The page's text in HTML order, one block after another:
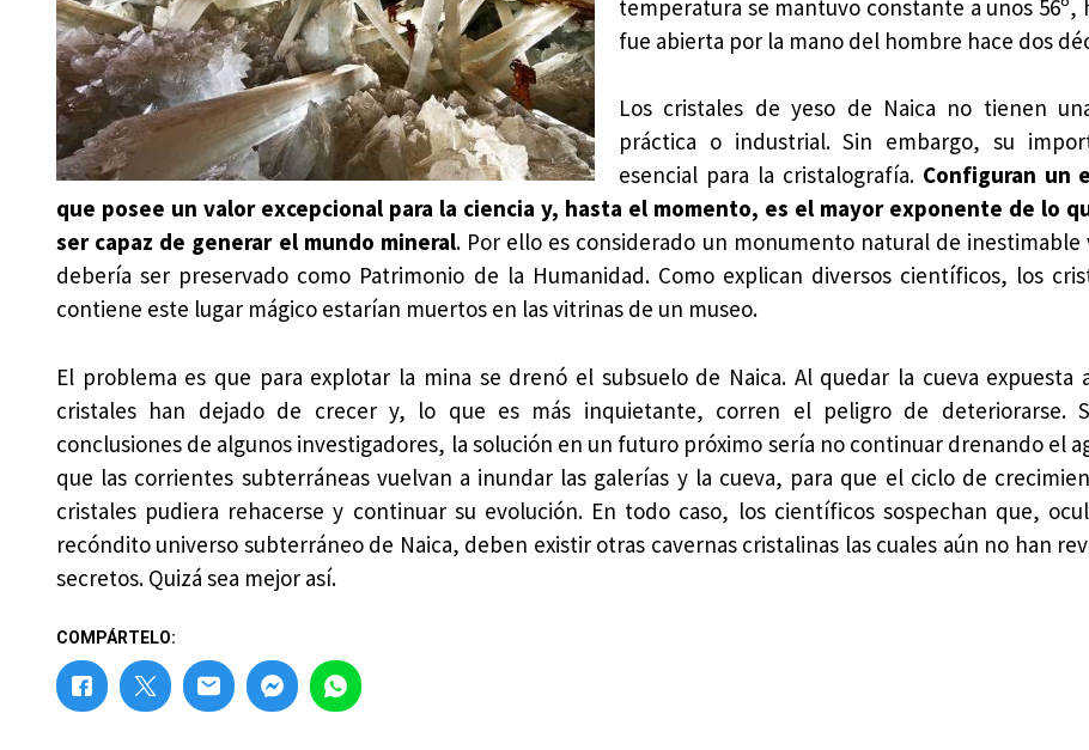
temperatura se mantuvo constante a unos 56º,
fue abierta por la mano del hombre hace dos
Los cristales de yeso de Naica no tienen
práctica o industrial. Sin embargo, su
esencial para la cristalografía. Configuran un
que posee un valor excepcional para la ciencia y, hasta el momento, es el mayor exponente de lo
ser capaz de generar el mundo mineral. Por ello es considerado un monumento natural de inestimable
debería ser preservado como Patrimonio de la Humanidad. Como explican diversos científicos, los
contiene este lugar mágico estarían muertos en las vitrinas de un museo.
El problema es que para explotar la mina se drenó el subsuelo de Naica. Al quedar la cueva expuesta
cristales han dejado de crecer y, lo que es más inquietante, corren el peligro de deteriorarse.
conclusiones de algunos investigadores, la solución en un futuro próximo sería no continuar drenando el
que las corrientes subterráneas vuelvan a inundar las galerías y la cueva, para que el ciclo de
cristales pudiera rehacerse y continuar su evolución. En todo caso, los científicos sospechan que,
recóndito universo subterráneo de Naica, deben existir otras cavernas cristalinas las cuales aún no han
secretos. Quizá sea mejor así.
COMPÁRTELO: